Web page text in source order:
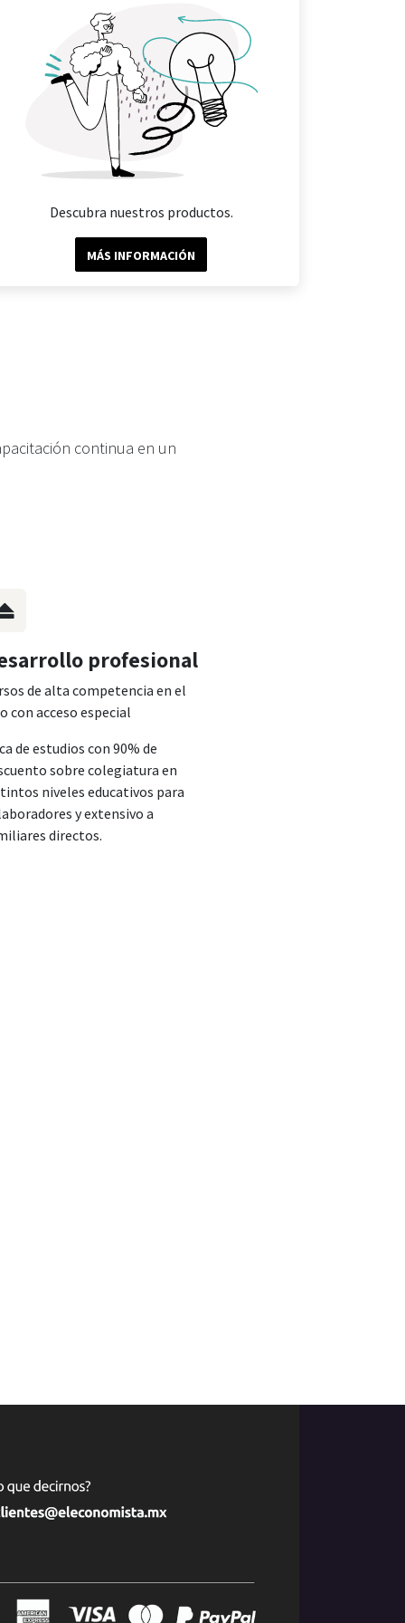
Descubra nuestros productos.
MÁS INFORMACIÓN
continua en un
profesional
de alta competencia en el
con acceso especial
de estudios con 90% de
sobre colegiatura en
niveles educativos para
y extensivo a
directos.